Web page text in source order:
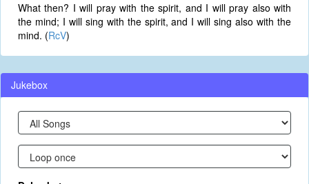
What then? I will pray with the spirit, and I will pray also with
the mind; I will sing with the spirit, and I will sing also with the
mind. (RcV)
Jukebox